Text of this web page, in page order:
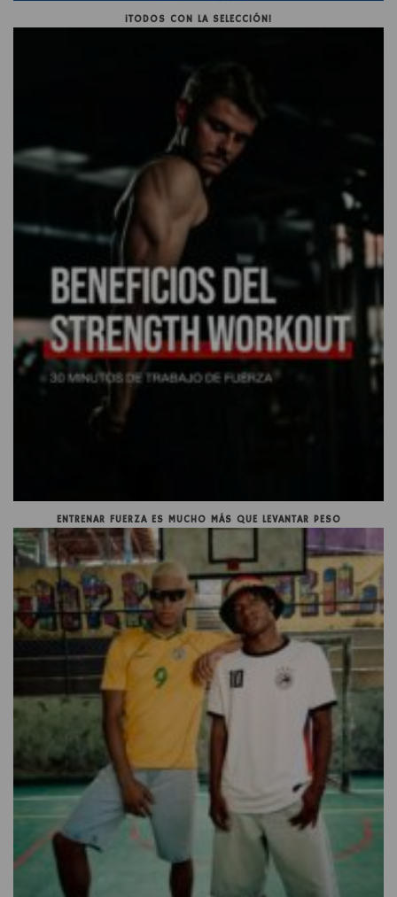
¡TODOS CON LA SELECCIÓN!
ENTRENAR FUERZA ES MUCHO MÁS QUE LEVANTAR PESO